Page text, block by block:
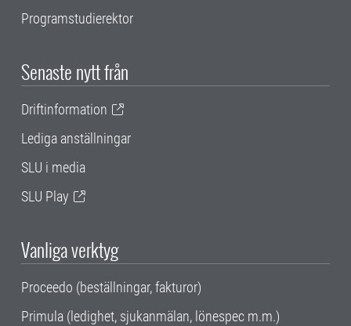
Programstudierektor
Senaste nytt från
Driftinformation
Lediga anställningar
SLU i media
SLU Play
Vanliga verktyg
Proceedo (beställningar, fakturor)
Primula (ledighet, sjukanmälan, lönespec m.m.)